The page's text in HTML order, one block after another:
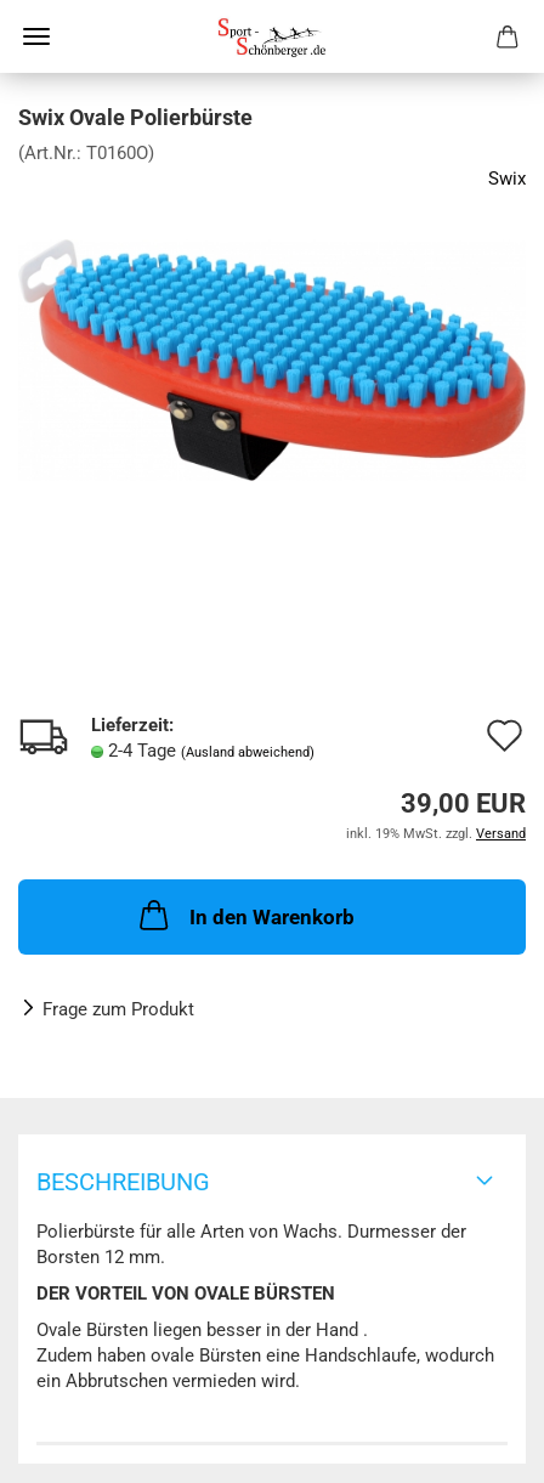
Swix Ovale Polierbürste
(Art.Nr.: T0160O)
Swix
Lieferzeit:
2-4 Tage (Ausland abweichend)
39,00 EUR
inkl. 19% MwSt. zzgl. Versand
In den Warenkorb
Frage zum Produkt
BESCHREIBUNG
Polierbürste für alle Arten von Wachs. Durmesser der
Borsten 12 mm.
DER VORTEIL VON OVALE BÜRSTEN
Ovale Bürsten liegen besser in der Hand .
Zudem haben ovale Bürsten eine Handschlaufe, wodurch
ein Abbrutschen vermieden wird.